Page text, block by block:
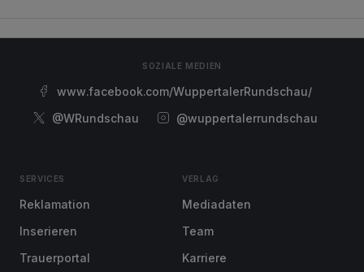
SOZIALE MEDIEN
www.facebook.com/WuppertalerRundschau/
@WRundschau
@wuppertalerrundschau
SERVICES
Reklamation
Inserieren
Trauerportal
VERLAG
Mediadaten
Team
Karriere